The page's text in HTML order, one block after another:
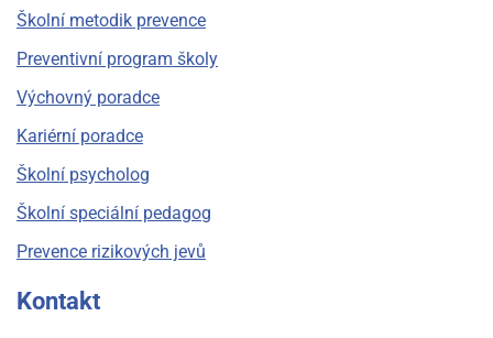
Školní metodik prevence
Preventivní program školy
Výchovný poradce
Kariérní poradce
Školní psycholog
Školní speciální pedagog
Prevence rizikových jevů
Kontakt